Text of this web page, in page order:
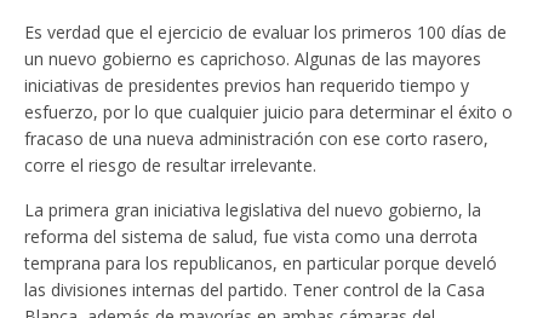
Es verdad que el ejercicio de evaluar los primeros 100 días de
un nuevo gobierno es caprichoso. Algunas de las mayores
iniciativas de presidentes previos han requerido tiempo y
esfuerzo, por lo que cualquier juicio para determinar el éxito o
fracaso de una nueva administración con ese corto rasero,
corre el riesgo de resultar irrelevante.
La primera gran iniciativa legislativa del nuevo gobierno, la
reforma del sistema de salud, fue vista como una derrota
temprana para los republicanos, en particular porque develó
las divisiones internas del partido. Tener control de la Casa